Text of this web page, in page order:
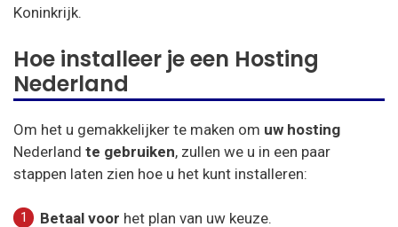
Koninkrijk.
Hoe installeer je een Hosting
Nederland
Om het u gemakkelijker te maken om uw hosting
Nederland te gebruiken, zullen we u in een paar
stappen laten zien hoe u het kunt installeren:
Betaal voor het plan van uw keuze.